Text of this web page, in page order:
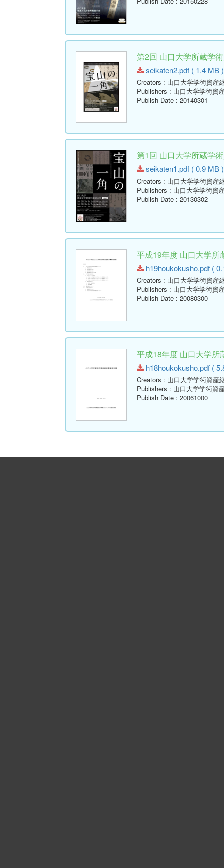
第2回 山口大学所蔵学
seikaten2.pdf ( 1.4 MB )
Creators : 山口大学学術資産
Publishers : 山口大学学術資
Publish Date : 20140301
第1回 山口大学所蔵学
seikaten1.pdf ( 0.9 MB )
Creators : 山口大学学術資産
Publishers : 山口大学学術資
Publish Date : 20130302
平成19年度 山口大学所
h19houkokusho.pdf (
Creators : 山口大学学術資産
Publishers : 山口大学学術資
Publish Date : 20080300
平成18年度 山口大学所
h18houkokusho.pdf (
Creators : 山口大学学術資産
Publishers : 山口大学学術資
Publish Date : 20061000